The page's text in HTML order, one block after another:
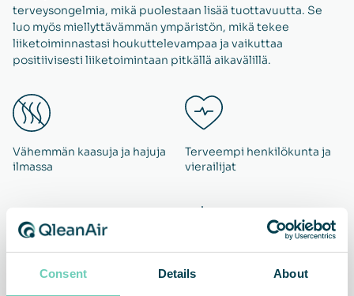
Consent Details About
terveysongelmia, mikä puolestaan lisää tuottavuutta. Se
luo myös miellyttävämmän ympäristön, mikä tekee
liiketoiminnastasi houkuttelevampaa ja vaikuttaa
positiivisesti liiketoimintaan pitkällä aikavälillä.
Vähemmän kaasuja ja hajuja
ilmassa
Terveempi henkilökunta ja
vierailijat